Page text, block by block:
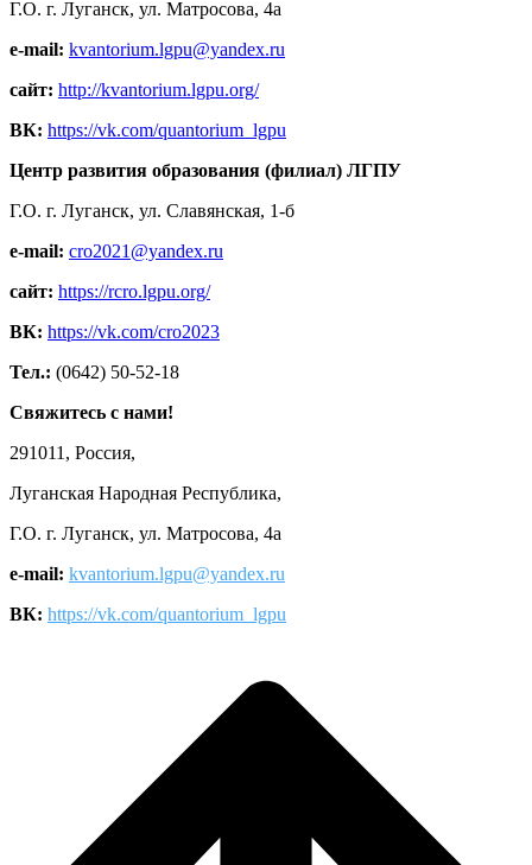
Г.О. г. Луганск, ул. Матросова, 4а
e-mail: kvantorium.lgpu@yandex.ru
сайт: http://kvantorium.lgpu.org/
ВК: https://vk.com/quantorium_lgpu
Центр развития образования (филиал) ЛГПУ
Г.О. г. Луганск, ул. Славянская, 1-б
e-mail: cro2021@yandex.ru
сайт: https://rcro.lgpu.org/
ВК: https://vk.com/cro2023
Тел.: (0642) 50-52-18
Свяжитесь с нами!
291011, Россия,
Луганская Народная Республика,
Г.О. г. Луганск, ул. Матросова, 4а
e-mail: kvantorium.lgpu@yandex.ru
ВК: https://vk.com/quantorium_lgpu